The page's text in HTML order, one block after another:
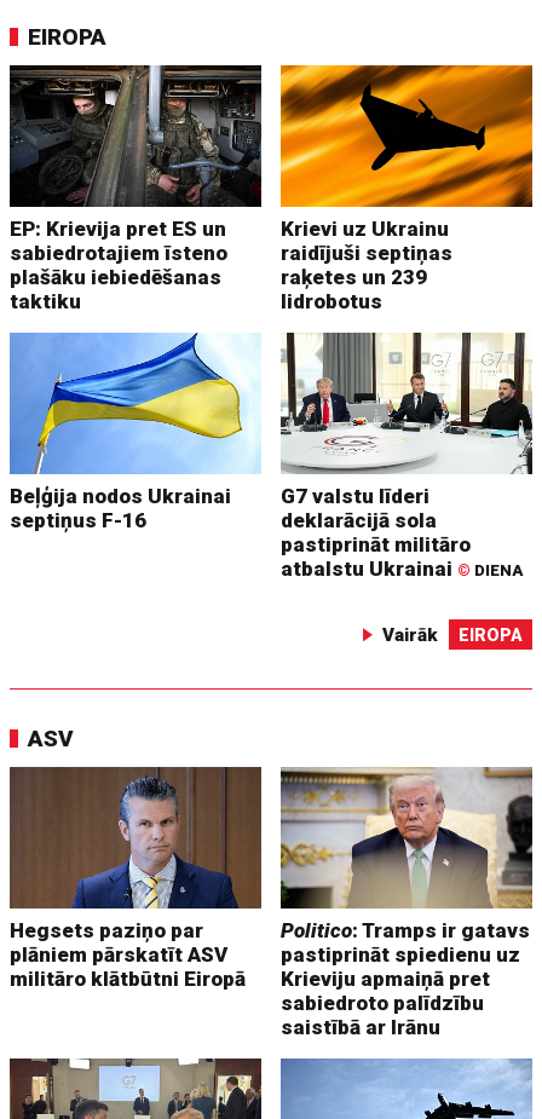
EIROPA
EP: Krievija pret ES un
sabiedrotajiem īsteno
plašāku iebiedēšanas
taktiku
Krievi uz Ukrainu
raidījuši septiņas
raķetes un 239
lidrobotus
Beļģija nodos Ukrainai
septiņus F-16
G7 valstu līderi
deklarācijā sola
pastiprināt militāro
atbalstu Ukrainai © DIENA
Vairāk EIROPA
ASV
Hegsets paziņo par
plāniem pārskatīt ASV
militāro klātbūtni Eiropā
Politico: Tramps ir gatavs
pastiprināt spiedienu uz
Krieviju apmaiņā pret
sabiedroto palīdzību
saistībā ar Irānu